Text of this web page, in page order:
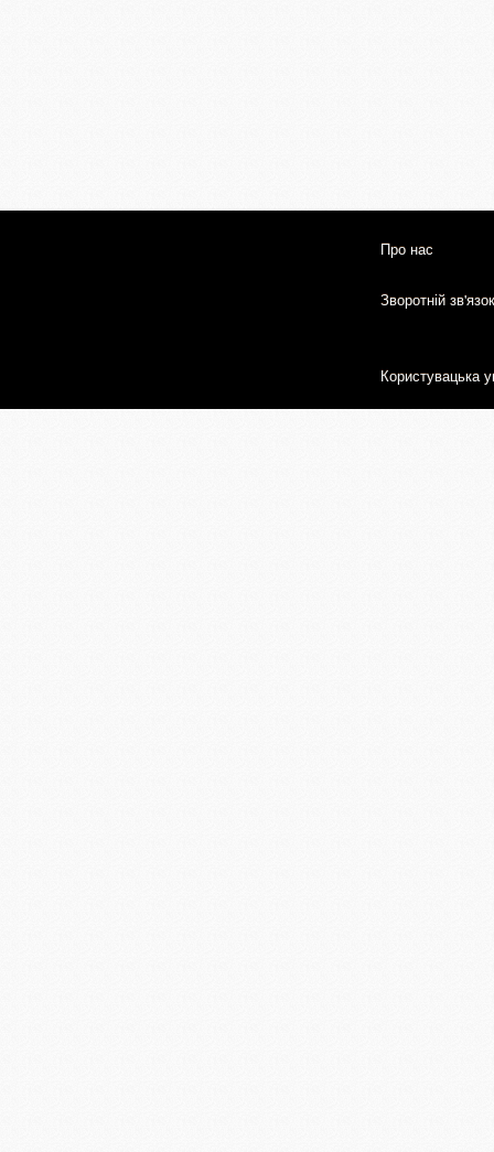
Про нас
Зворотній зв'язок
Користувацька